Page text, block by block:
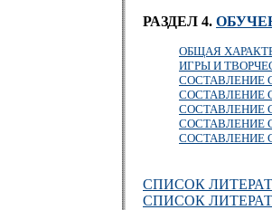
РАЗДЕЛ 4.
ОБЩАЯ
ИГРЫ И
СОСТАВЛЕНИЕ
СОСТАВЛЕНИЕ
СОСТАВЛЕНИЕ
СОСТАВЛЕНИЕ
СОСТАВЛЕНИЕ
СПИСОК
СПИСОК